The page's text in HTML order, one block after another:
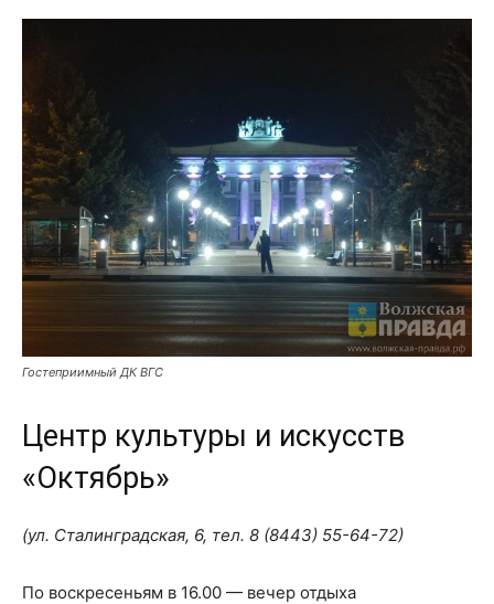
Гостеприимный ДК ВГС
Центр культуры и искусств
«Октябрь»
(ул. Сталинградская, 6, тел. 8 (8443) 55-64-72)
По воскресеньям в 16.00 — вечер отдыха